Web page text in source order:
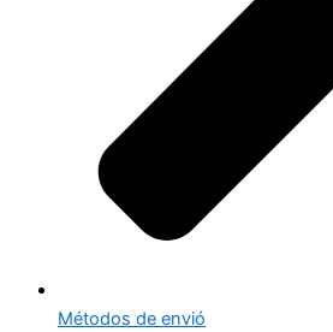
Métodos de envió